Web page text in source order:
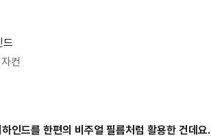
컨
인드를 한편의 비주얼 필름처럼 활용한 건데요.